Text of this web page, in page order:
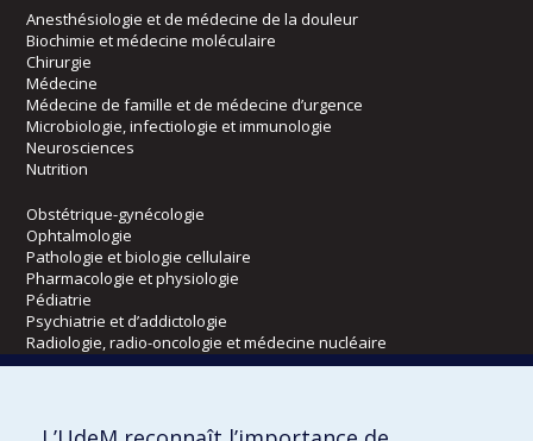
Anesthésiologie et de médecine de la douleur
Biochimie et médecine moléculaire
Chirurgie
Médecine
Médecine de famille et de médecine d’urgence
Microbiologie, infectiologie et immunologie
Neurosciences
Nutrition
Obstétrique-gynécologie
Ophtalmologie
Pathologie et biologie cellulaire
Pharmacologie et physiologie
Pédiatrie
Psychiatrie et d’addictologie
Radiologie, radio-oncologie et médecine nucléaire